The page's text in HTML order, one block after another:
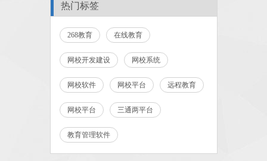
热门标签
268教育 在线教育
网校开发建设 网校系统
网校软件 网校平台 远程教育
网校平台 三通两平台
教育管理软件